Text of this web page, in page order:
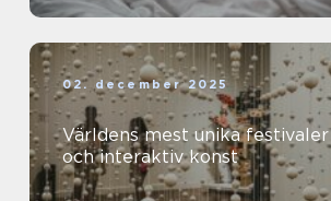
02. december 2025
Världens mest unika
och interaktiv konst